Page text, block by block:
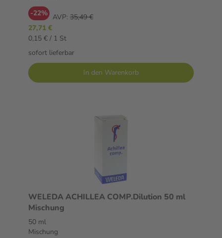
-22% AVP: 35,49 €
27,71 €
0,15 € / 1 St
sofort lieferbar
In den Warenkorb
WELEDA ACHILLEA COMP.Dilution 50 ml
Mischung
50 ml
Mischung